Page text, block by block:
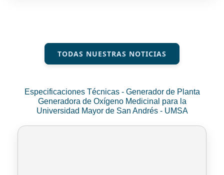
TODAS NUESTRAS NOTICIAS
Especificaciones Técnicas - Generador de Planta
Generadora de Oxígeno Medicinal para la
Universidad Mayor de San Andrés - UMSA